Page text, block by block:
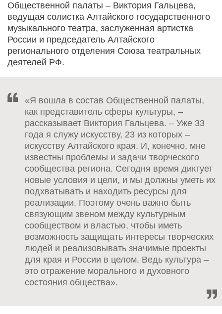
Общественной палаты – Виктория Гальцева,
ведущая солистка Алтайского государственного
музыкального театра, заслуженная артистка
России и председатель Алтайского
регионального отделения Союза театральных
деятелей РФ.
«Я вошла в состав Общественной палаты,
как представитель сферы культуры, –
рассказывает Виктория Гальцева. – Уже 33
года я служу искусству, 23 из которых –
искусству Алтайского края. И, конечно, мне
известны проблемы и задачи творческого
сообщества региона. Сегодня время диктует
новые условия и цели, и мы должны уметь их
подхватывать и находить ресурсы для
реализации. Поэтому очень важно быть
связующим звеном между культурным
сообществом и властью, чтобы иметь
возможность защищать интересы творческих
людей и реализовывать значимые проекты
для края и России в целом. Ведь культура –
это отражение морального и духовного
состояния общества».